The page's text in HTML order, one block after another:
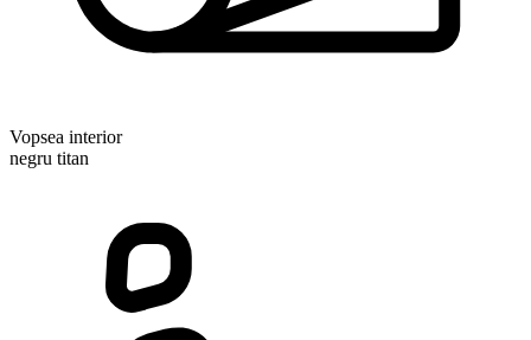
Vopsea interior
negru titan